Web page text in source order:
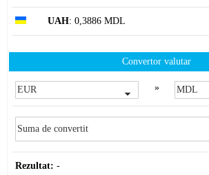
UAH: 0,3886 MDL
Convertor valutar
»
Rezultat: -